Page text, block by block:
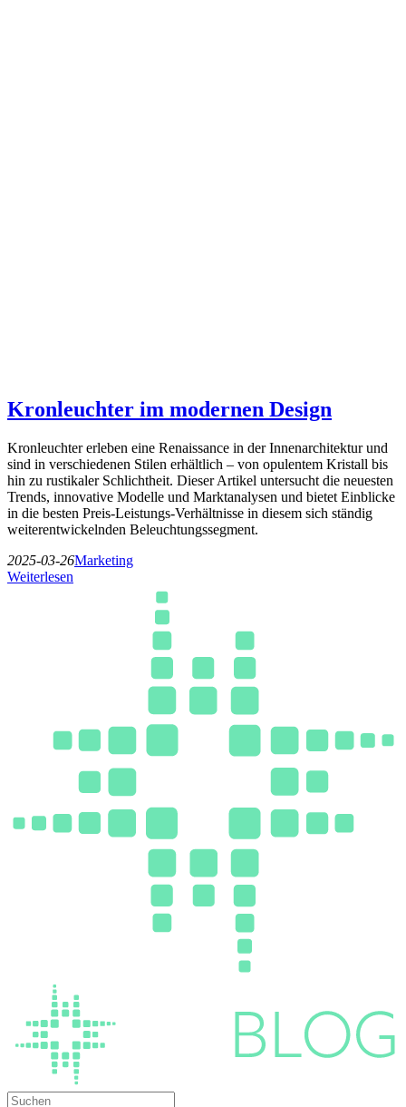
Kronleuchter im modernen Design
Kronleuchter erleben eine Renaissance in der Innenarchitektur und
sind in verschiedenen Stilen erhältlich – von opulentem Kristall bis
hin zu rustikaler Schlichtheit. Dieser Artikel untersucht die neuesten
Trends, innovative Modelle und Marktanalysen und bietet Einblicke
in die besten Preis-Leistungs-Verhältnisse in diesem sich ständig
weiterentwickelnden Beleuchtungssegment.
2025-03-26Marketing
Weiterlesen